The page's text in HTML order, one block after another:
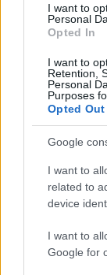
I want to
Personal
Opted In
I want to
Retention,
Personal
Purposes
Opted Out
Google
I want to
related to
device
I want to
Google for
OKTATÁS
RENDHAGYÓ
Népszerű